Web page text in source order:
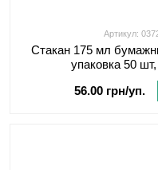
Артикул:
Стакан 175 мл
упаковка 50
56.00 грн/уп.